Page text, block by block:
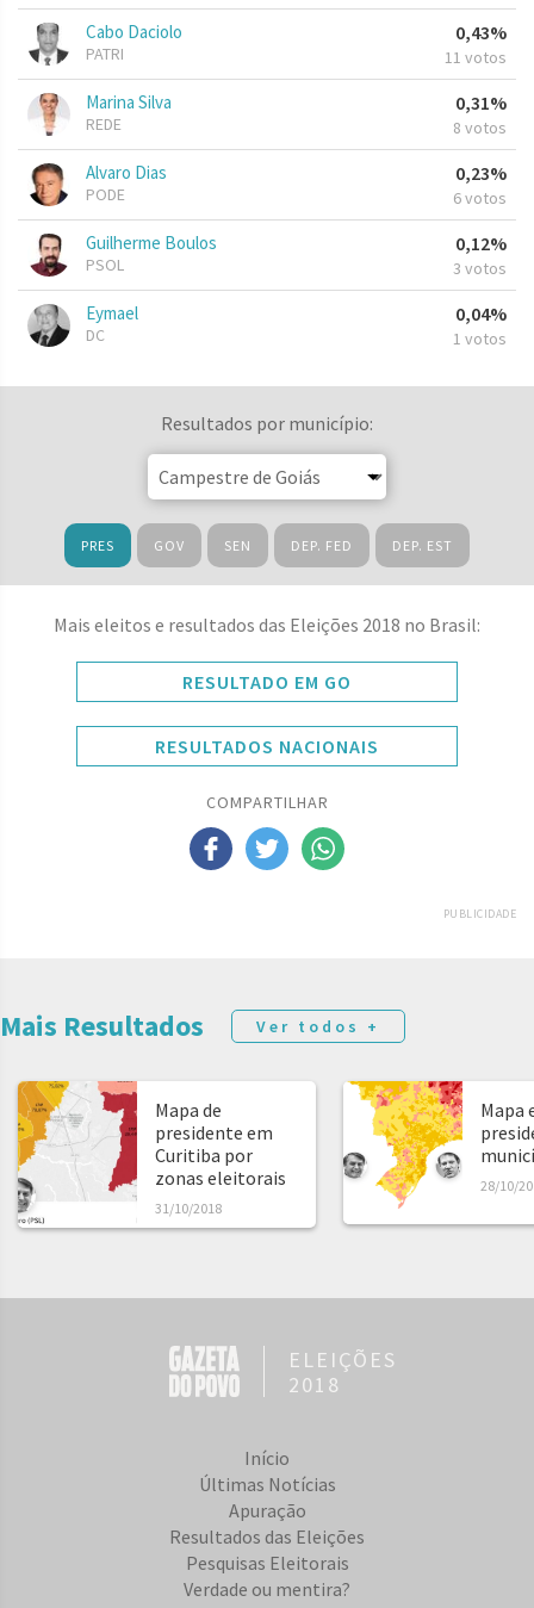
Cabo Daciolo
PATRI
0,43%
11 votos
Marina Silva
REDE
0,31%
8 votos
Alvaro Dias
PODE
0,23%
6 votos
Guilherme Boulos
PSOL
0,12%
3 votos
Eymael
DC
0,04%
1 votos
Resultados por município:
PRES GOV SEN DEP. FED DEP. EST
Mais eleitos e resultados das Eleições 2018 no Brasil:
RESULTADO EM GO
RESULTADOS NACIONAIS
COMPARTILHAR
PUBLICIDADE
Mais Resultados Ver todos +
Mapa de
presidente em
Curitiba por
zonas eleitorais
31/10/2018
Mapa
28/10/
ELEIÇÕES
2018
Início
Últimas Notícias
Apuração
Resultados das Eleições
Pesquisas Eleitorais
Verdade ou mentira?